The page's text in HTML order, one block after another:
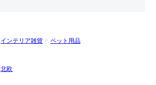
インテリア雑貨
ペット用品
北欧